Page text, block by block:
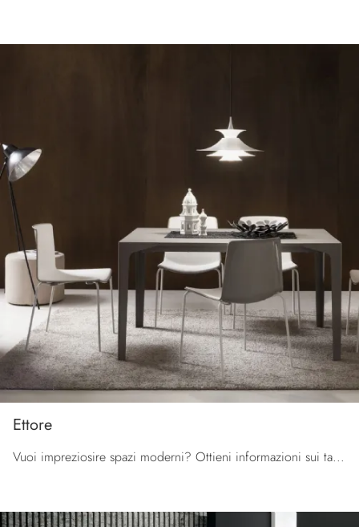
Ettore
Vuoi impreziosire spazi moderni? Ottieni informazioni sui tavoli moderni allungabili: il modello da pranzo Ettore ti sta aspettando.